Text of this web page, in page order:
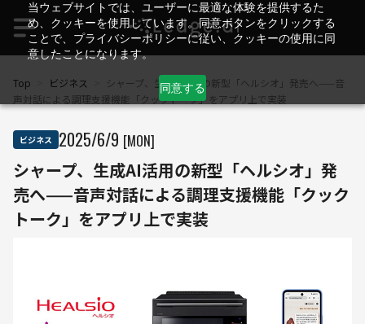
当ウェブサイトでは、ユーザーに最適な体験を提供するた
め、クッキーを使用しています。同意ボタンをクリックする
ことで、プライバシーポリシーに従い、クッキーの使用に同
意したことになります。
同意する
Top ビジネス
シャープ、生成AI活用の新型「ヘルシオ」発売へ——音
声対話による調理支援機能「クックトーク」をアプリ上で実装
ビジネス 2025/6/9 [MON]
シャープ、生成AI活用の新型「ヘルシオ」発
売へ——音声対話による調理支援機能「クック
トーク」をアプリ上で実装